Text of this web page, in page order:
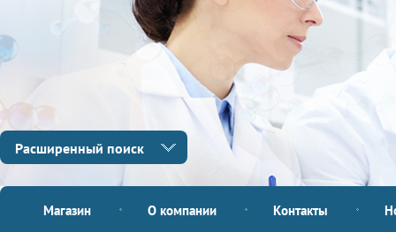
Расширенный поиск
Магазин О компании Контакты